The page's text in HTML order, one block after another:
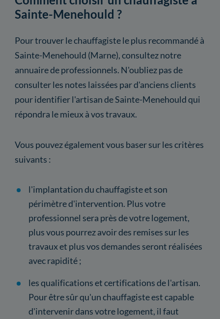
Sainte-Menehould ?
Pour trouver le chauffagiste le plus recommandé à
Sainte-Menehould (Marne), consultez notre
annuaire de professionnels. N'oubliez pas de
consulter les notes laissées par d'anciens clients
pour identifier l'artisan de Sainte-Menehould qui
répondra le mieux à vos travaux.
Vous pouvez également vous baser sur les critères
suivants :
l'implantation du chauffagiste et son
périmètre d'intervention. Plus votre
professionnel sera près de votre logement,
plus vous pourrez avoir des remises sur les
travaux et plus vos demandes seront réalisées
avec rapidité ;
les qualifications et certifications de l'artisan.
Pour être sûr qu'un chauffagiste est capable
d'intervenir dans votre logement, il faut